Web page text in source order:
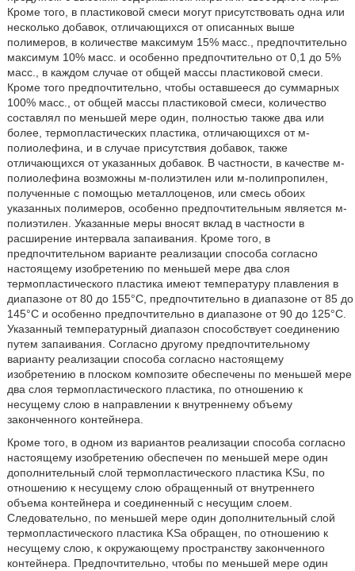
Кроме того, в пластиковой смеси могут присутствовать одна или
несколько добавок, отличающихся от описанных выше
полимеров, в количестве максимум 15% масс., предпочтительно
максимум 10% масс. и особенно предпочтительно от 0,1 до 5%
масс., в каждом случае от общей массы пластиковой смеси.
Кроме того предпочтительно, чтобы оставшееся до суммарных
100% масс., от общей массы пластиковой смеси, количество
составлял по меньшей мере один, полностью также два или
более, термопластических пластика, отличающихся от м-
полиолефина, и в случае присутствия добавок, также
отличающихся от указанных добавок. В частности, в качестве м-
полиолефина возможны м-полиэтилен или м-полипропилен,
полученные с помощью металлоценов, или смесь обоих
указанных полимеров, особенно предпочтительным является м-
полиэтилен. Указанные меры вносят вклад в частности в
расширение интервала запаивания. Кроме того, в
предпочтительном варианте реализации способа согласно
настоящему изобретению по меньшей мере два слоя
термопластического пластика имеют температуру плавления в
диапазоне от 80 до 155°С, предпочтительно в диапазоне от 85 до
145°С и особенно предпочтительно в диапазоне от 90 до 125°С.
Указанный температурный диапазон способствует соединению
путем запаивания. Согласно другому предпочтительному
варианту реализации способа согласно настоящему
изобретению в плоском композите обеспечены по меньшей мере
два слоя термопластического пластика, по отношению к
несущему слою в направлении к внутреннему объему
законченного контейнера.
Кроме того, в одном из вариантов реализации способа согласно
настоящему изобретению обеспечен по меньшей мере один
дополнительный слой термопластического пластика KSu, по
отношению к несущему слою обращенный от внутреннего
объема контейнера и соединенный с несущим слоем.
Следовательно, по меньшей мере один дополнительный слой
термопластического пластика KSa обращен, по отношению к
несущему слою, к окружающему пространству законченного
контейнера. Предпочтительно, чтобы по меньшей мере один